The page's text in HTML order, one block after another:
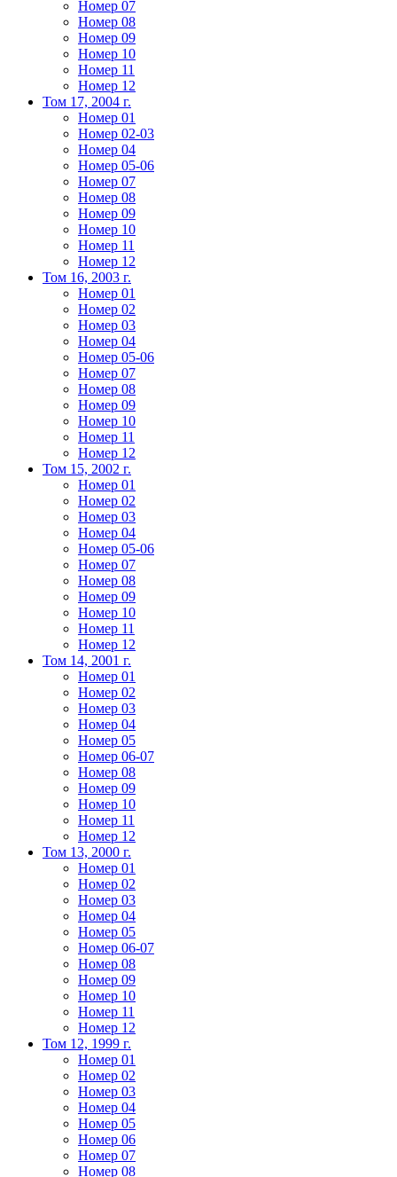
Номер 07
Номер 08
Номер 09
Номер 10
Номер 11
Номер 12
Том 17, 2004 г.
Номер 01
Номер 02-03
Номер 04
Номер 05-06
Номер 07
Номер 08
Номер 09
Номер 10
Номер 11
Номер 12
Том 16, 2003 г.
Номер 01
Номер 02
Номер 03
Номер 04
Номер 05-06
Номер 07
Номер 08
Номер 09
Номер 10
Номер 11
Номер 12
Том 15, 2002 г.
Номер 01
Номер 02
Номер 03
Номер 04
Номер 05-06
Номер 07
Номер 08
Номер 09
Номер 10
Номер 11
Номер 12
Том 14, 2001 г.
Номер 01
Номер 02
Номер 03
Номер 04
Номер 05
Номер 06-07
Номер 08
Номер 09
Номер 10
Номер 11
Номер 12
Том 13, 2000 г.
Номер 01
Номер 02
Номер 03
Номер 04
Номер 05
Номер 06-07
Номер 08
Номер 09
Номер 10
Номер 11
Номер 12
Том 12, 1999 г.
Номер 01
Номер 02
Номер 03
Номер 04
Номер 05
Номер 06
Номер 07
Номер 08